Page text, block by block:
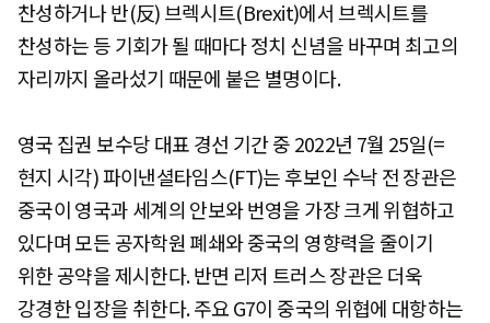
찬성하거나 반(反) 브렉시트(Brexit)에서 브렉시트를
찬성하는 등 기회가 될 때마다 정치 신념을 바꾸며 최고의
자리까지 올라섰기 때문에 붙은 별명이다.
영국 집권 보수당 대표 경선 기간 중 2022년 7월 25일(=
현지 시각) 파이낸셜타임스(FT)는 후보인 수낙 전 장관은
중국이 영국과 세계의 안보와 번영을 가장 크게 위협하고
있다며 모든 공자학원 폐쇄와 중국의 영향력을 줄이기
위한 공약을 제시한다. 반면 리저 트러스 장관은 더욱
강경한 입장을 취한다. 주요 G7이 중국의 위협에 대항하는